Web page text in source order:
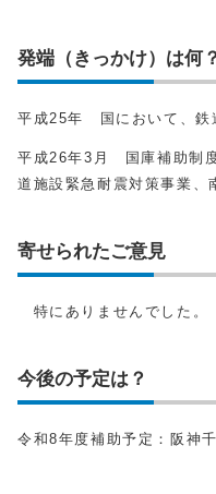
発端（きっかけ）は何？
平成25年 国において、鉄
平成26年3月 国庫補助制
道施設緊急耐震対策事業、
寄せられたご意見
特にありませんでした。
今後の予定は？
令和8年度補助予定：阪神